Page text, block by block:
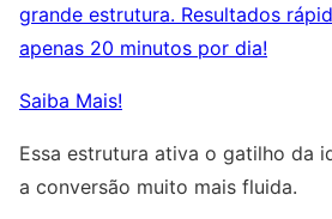
grande estrutura. Resultados
apenas 20 minutos por dia!
Saiba Mais!
Essa estrutura ativa o gatilho da
a conversão muito mais fluida.